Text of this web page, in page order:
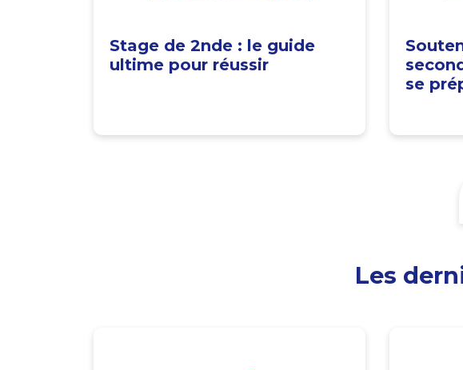
Stage de 2nde : le guide
ultime pour réussir
se
Les